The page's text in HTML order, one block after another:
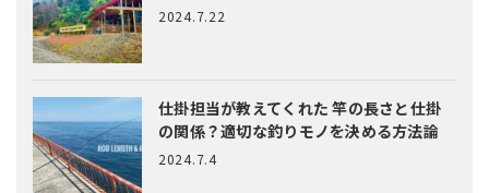
2024.7.22
仕掛担当が教えてくれた竿の長さと仕掛
の関係？適切な釣りモノを決める方法論
2024.7.4